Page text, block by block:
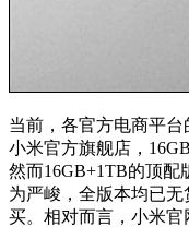
当前，各官方电商平
小米官方旗舰店，
然而16GB+1TB的顶配
为严峻，全版本均已
买。相对而言，小米官